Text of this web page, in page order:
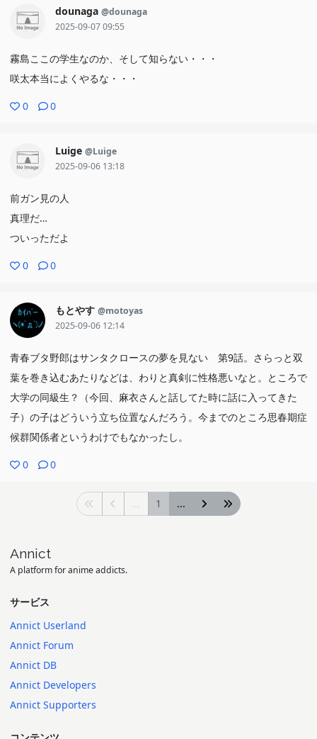
dounaga @dounaga
2025-09-07 09:55
霧島ここの学生なのか、そして知らない・・・
咲太本当によくやるな・・・
0 0
Luige @Luige
2025-09-06 13:18
前ガン見の人
真理だ…
ついっただよ
0 0
もとやす @motoyas
2025-09-06 12:14
青春ブタ野郎はサンタクロースの夢を見ない 第9話。さらっと双
葉を巻き込むあたりなどは、わりと真剣に性格悪いなと。ところで
大学の同級生？（今回、麻衣さんと話してた時に話に入ってきた
子）の子はどういう立ち位置なんだろう。今までのところ思春期症
候群関係者というわけでもなかったし。
0 0
... 1 ...
Annict
A platform for anime addicts.
サービス
Annict Userland
Annict Forum
Annict DB
Annict Developers
Annict Supporters